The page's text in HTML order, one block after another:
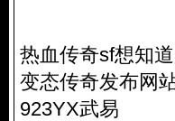
热血传奇sf想知
变态传奇发布网
923YX武易